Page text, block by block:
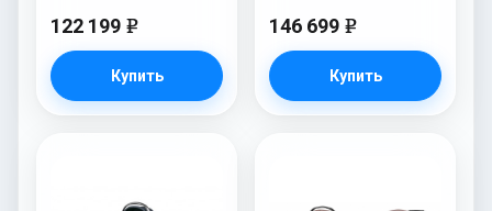
122 199 e
Купить
146 699 e
Купить